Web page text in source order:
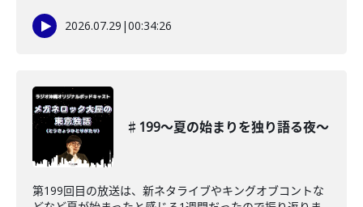
2026.07.29 |00:34:26
♯199〜夏の始まりを独り語る夜〜
第199回目の放送は、新ネタライブやキングオブコントな